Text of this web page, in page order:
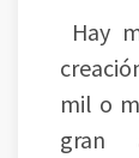
Hay
mil o
gran